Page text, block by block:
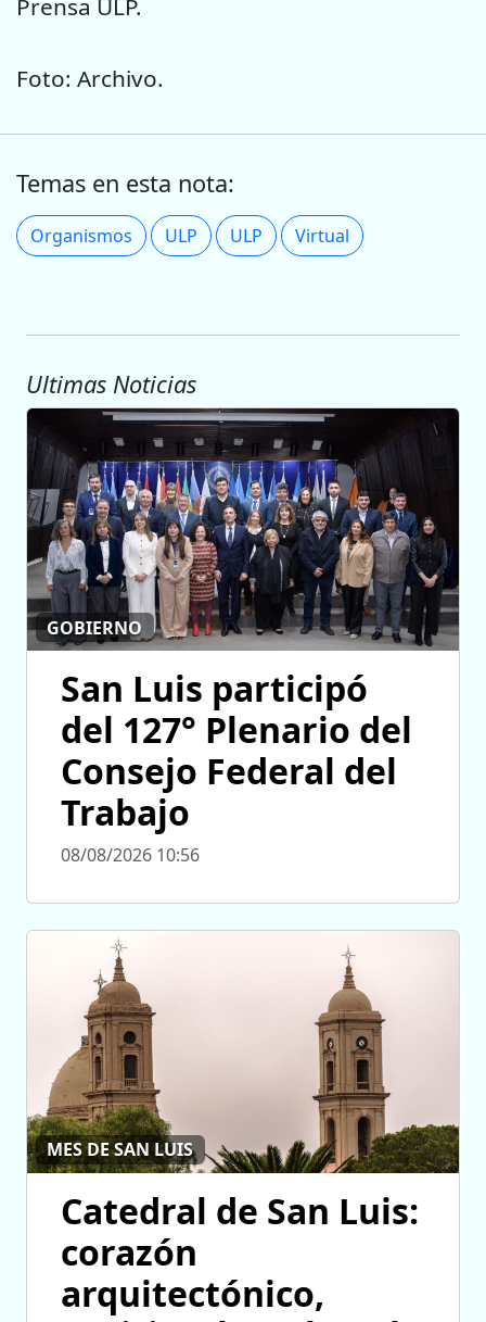
Prensa ULP.
Foto: Archivo.
Temas en esta nota:
Organismos ULP ULP Virtual
Ultimas Noticias
GOBIERNO
San Luis participó
del 127° Plenario del
Consejo Federal del
Trabajo
08/08/2026 10:56
MES DE SAN LUIS
Catedral de San Luis:
corazón
arquitectónico,